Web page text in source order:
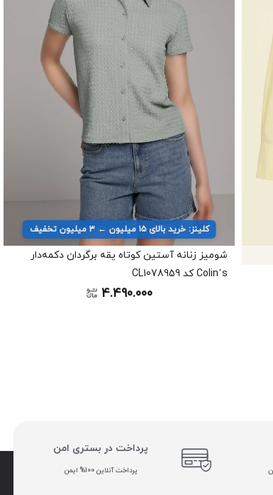
کلینز: خرید بالای ۱۵ میلیون ← ۳ میلیون تخفیف
شومیز زنانه آستین کوتاه یقه برگردان دکمه‌دار
Colin’s کد CL1078959
4.490.000
پرداخت در بستری امن
پرداخت آنلاین 100% ایمن